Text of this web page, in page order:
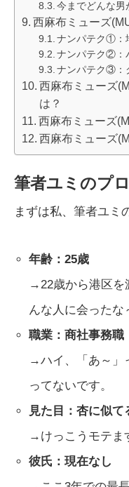
今までどんな男
西麻布ミューズ
ナンパテク①：
ナンパテク②：
ナンパテク③：
西麻布ミューズ
は？
西麻布ミューズ
西麻布ミューズ
筆者ユミのプ
まずは私、筆者ユミ
年齢：25歳
→22歳から港区を
んな人に会ったな
職業：商社事務職
→ハイ、「あ～」
ってないです。
見た目：杏に似
→けっこうモテま
彼氏：現在なし